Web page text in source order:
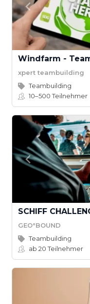
Windfarm -
xpert teambuilding
Teambuilding
10–500Teilnehmer
SCHIFF
GEO°BOUND
Teambuilding
ab 20Teilnehmer